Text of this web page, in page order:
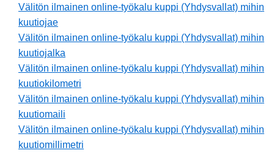
Välitön ilmainen online-työkalu kuppi (Yhdysvallat) mihin
kuutiojae
Välitön ilmainen online-työkalu kuppi (Yhdysvallat) mihin
kuutiojalka
Välitön ilmainen online-työkalu kuppi (Yhdysvallat) mihin
kuutiokilometri
Välitön ilmainen online-työkalu kuppi (Yhdysvallat) mihin
kuutiomaili
Välitön ilmainen online-työkalu kuppi (Yhdysvallat) mihin
kuutiomillimetri